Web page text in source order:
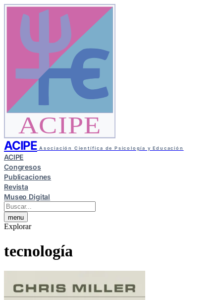
ACIPE
ACIPE Asociación Científica de Psicología y Educación
ACIPE
Congresos
Publicaciones
Revista
Museo Digital
menu
Explorar
tecnología